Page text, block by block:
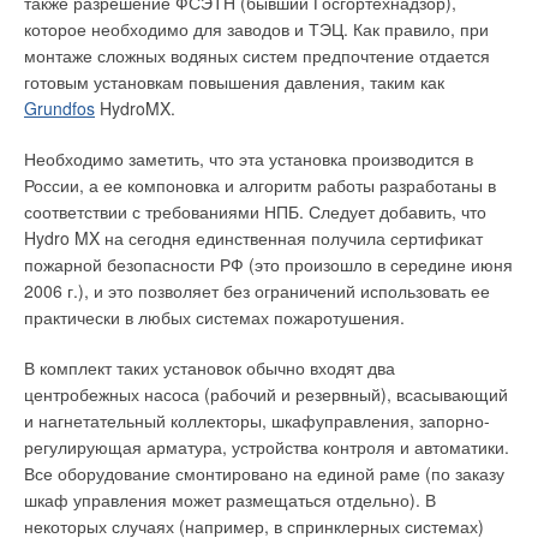
которое необходимо для заводов и ТЭЦ. Как правило, при
монтаже сложных водяных систем предпочтение отдается
готовым установкам повышения давления, таким как
Grundfos HydroMX.
Необходимо заметить, что эта установка производится в
России, а ее компоновка и алгоритм работы разработаны в
соответствии с требованиями НПБ. Следует добавить, что
Hydro MX на сегодня единственная получила сертификат
пожарной безопасности РФ (это произошло в середине июня
2006 г.), и это позволяет без ограничений использовать ее
практически в любых системах пожаротушения.
В комплект таких установок обычно входят два
центробежных насоса (рабочий и резервный), всасывающий
и нагнетательный коллекторы, шкафуправления, запорно-
регулирующая арматура, устройства контроля и автоматики.
Все оборудование смонтировано на единой раме (по заказу
шкаф управления может размещаться отдельно). В
некоторых случаях (например, в спринклерных системах)
Текст комментария
заказчиком. Например, «Газпром»,— у него абсолютно все
планово. Если строится какое-либо здание, оно должно быть
оснащено, т.е. элитное жилье, крупный корпоративный
заказчик — это рынки, слабо подверженные сезонности.
Другое дело, владельцы типового жилья: никогда в жизни не
купят кондиционер зимой. Если же человека «припрет», он
побежит в первую попавшуюся же фирму, чтобы откупиться
от кошмара — жары. Причем, первый вопрос для него не
«Сколько стоит?», а «Когда поставят?» Еще один путь не
упустить заказчика— предложить ему в момент пика продаж
купить мобильные кондиционеры, а при первой же
кондиционера.
Какова доля продаж кондиционеров в розничной сети
через торговые дома?
Г.Литвинчук
: Через ТД проходит 20–25% всех продаваемых
кондиционеров. Я не вижу перспектив продаж таким
энергоснабжения стороннего потребителя — строящегося
завода, — рассказывает А.Е.Супрунов, генеральный
директор ЗАО «Промышленная Группа «АСК».— На
основании договоренностей в течение 10 лет владелец
заводу по тарифам ниже рыночных, после чего выйдет из
проекта. А владельцы завода еще в течение не менее 20 лет
смогут пользоваться преимуществами собственной
электростанции».
Плюс этого способа выглядит весьма привлекательно: своих
средств не требуется. Такое преимущество не может пройти
автоматически теряете финансовый и оперативный контроль
над мини-ТЭЦ. Вывод: чаши весов выбора уравновешены
плюсом и минусом. Выбор за вами.
Безавансовый кредит
Интересный вариант для заказчиков с качественным